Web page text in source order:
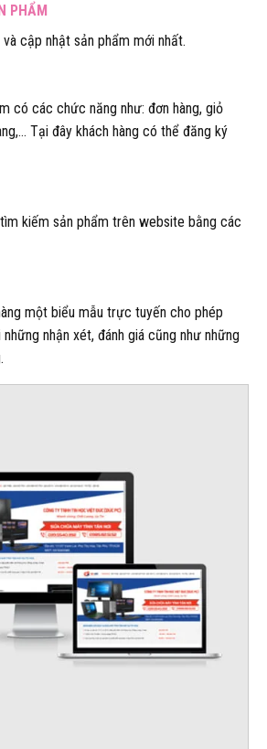
PHẨM
cập nhật sản phẩm mới nhất.
có các chức năng như: đơn hàng, giỏ
Tại đây khách hàng có thể đăng ký
kiếm sản phẩm trên website bằng các
một biểu mẫu trực tuyến cho phép
nhận xét, đánh giá cũng như những